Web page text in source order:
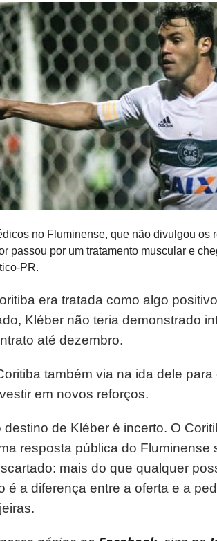
no Fluminense, que não divulgou os
passou por um tratamento muscular e
PR.
era tratada como algo
Kléber não teria demonstrado
até dezembro.
também via na ida dele
em novos reforços.
destino de Kléber é incerto. O
resposta pública do
mais do que qualquer
é a diferença entre a oferta e a